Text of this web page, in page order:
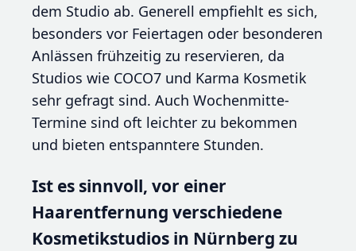
dem Studio ab. Generell empfiehlt es sich,
besonders vor Feiertagen oder besonderen
Anlässen frühzeitig zu reservieren, da
Studios wie COCO7 und Karma Kosmetik
sehr gefragt sind. Auch Wochenmitte-
Termine sind oft leichter zu bekommen
und bieten entspanntere Stunden.
Ist es sinnvoll, vor einer
Haarentfernung verschiedene
Kosmetikstudios in Nürnberg zu